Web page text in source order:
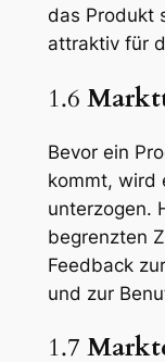
das Produkt
attraktiv für
1.6
Bevor ein
kommt, wird
unterzogen.
begrenzten
Feedback
und zur
1.7